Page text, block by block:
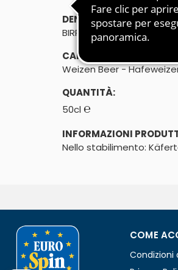
DENOMINAZIONE DI
BIRRA
CARATTERISTICHE:
Weizen Beer -
QUANTITÀ:
50cl ℮
INFORMAZIONI
Nello stabilimento:
COME
Condizioni